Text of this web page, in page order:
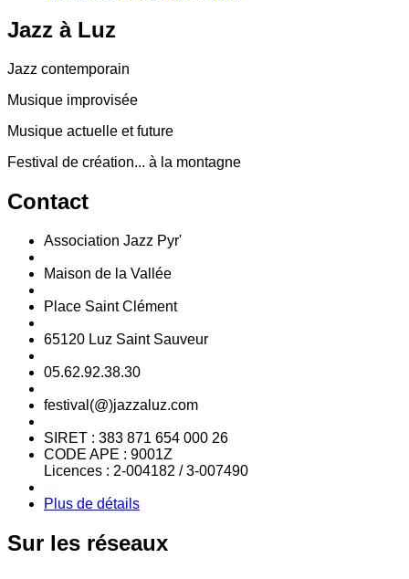
Jazz à Luz
Jazz contemporain
Musique improvisée
Musique actuelle et future
Festival de création... à la montagne
Contact
Association Jazz Pyr'
Maison de la Vallée
Place Saint Clément
65120 Luz Saint Sauveur
05.62.92.38.30
festival(@)jazzaluz.com
SIRET : 383 871 654 000 26
CODE APE : 9001Z
Licences : 2-004182 / 3-007490
Plus de détails
Sur les réseaux